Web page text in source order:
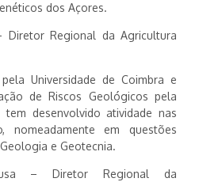
dos Açores.
Diretor Regional da Agricultura
Universidade de Coimbra e
de Riscos Geológicos pela
tem desenvolvido atividade nas
nomeadamente em questões
e Geotecnia.
– Diretor Regional da